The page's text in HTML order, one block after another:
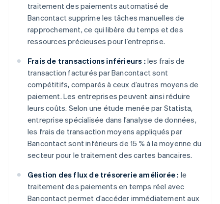
traitement des paiements automatisé de
Bancontact supprime les tâches manuelles de
rapprochement, ce qui libère du temps et des
ressources précieuses pour l’entreprise.
Frais de transactions inférieurs : les frais de
transaction facturés par Bancontact sont
compétitifs, comparés à ceux d’autres moyens de
paiement. Les entreprises peuvent ainsi réduire
leurs coûts. Selon une étude menée par Statista,
entreprise spécialisée dans l’analyse de données,
les frais de transaction moyens appliqués par
Bancontact sont inférieurs de 15 % à la moyenne du
secteur pour le traitement des cartes bancaires.
Gestion des flux de trésorerie améliorée : le
traitement des paiements en temps réel avec
Bancontact permet d’accéder immédiatement aux